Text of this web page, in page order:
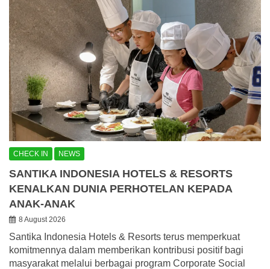
CHECK IN NEWS
SANTIKA INDONESIA HOTELS & RESORTS
KENALKAN DUNIA PERHOTELAN KEPADA
ANAK-ANAK
8 August 2026
Santika Indonesia Hotels & Resorts terus memperkuat
komitmennya dalam memberikan kontribusi positif bagi
masyarakat melalui berbagai program Corporate Social